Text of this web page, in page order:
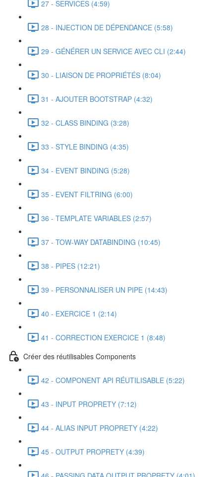
27 - SERVICES (4:59)
28 - INJECTION DE DÉPENDANCE (5:58)
29 - GÉNÉRER UN SERVICE AVEC CLI (2:44)
30 - LIAISON DE PROPRIÉTÉS (8:04)
31 - AJOUTER BOOTSTRAP (4:32)
32 - CLASS BINDING (3:28)
33 - STYLE BINDING (4:35)
34 - EVENT BINDING (5:28)
35 - EVENT FILTRING (6:00)
36 - TEMPLATE VARIABLES (2:57)
37 - TOW-WAY DATABINDING (10:45)
38 - PIPES (12:21)
39 - PERSONNALISER UN PIPE (14:43)
40 - EXERCICE 1 (2:14)
41 - CORRECTION EXERCICE 1 (8:48)
Créer des réutilisables Components
42 - COMPONENT API RÉUTILISABLE (5:22)
43 - INPUT PROPRETY (7:12)
44 - ALIAS INPUT PROPRETY (4:22)
45 - OUTPUT PROPRETY (4:39)